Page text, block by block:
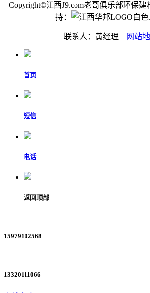
Copyright©江西J9.com老哥俱乐部环保
持：
联系人：黄经理 网站
首页
短信
电话
返回顶部
15979102568
13320111066